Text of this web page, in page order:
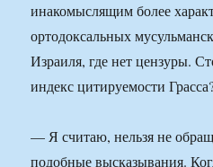
инакомыслящим более
ортодоксальных
Израиля, где нет цензуры.
индекс цитируемости
— Я считаю, нельзя не
подобные высказывания.